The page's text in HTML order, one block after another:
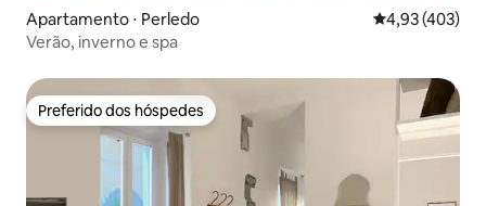
Apartamento ⋅ Perledo 4,93 de uma
4,93 (403)
Verão, inverno e spa
Preferido dos hóspedes
Preferido dos hóspedes